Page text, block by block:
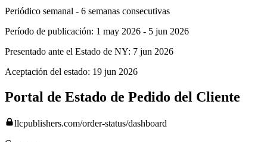
Periódico semanal - 6 semanas consecutivas
Período de publicación: 1 may 2026 - 5 jun 2026
Presentado ante el Estado de NY: 7 jun 2026
Aceptación del estado: 19 jun 2026
Portal de Estado de Pedido del Cliente
llcpublishers.com/order-status/dashboard